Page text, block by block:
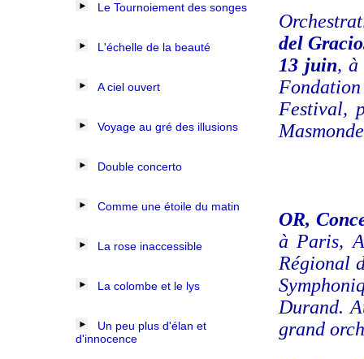
Le Tournoiement des songes
L'échelle de la beauté
A ciel ouvert
Voyage au gré des illusions
Double concerto
Comme une étoile du matin
La rose inaccessible
La colombe et le lys
Un peu plus d'élan et
d'innocence
del
13 juin, à
Festival,
OR,
à Paris,
Régional
Durand.
grand